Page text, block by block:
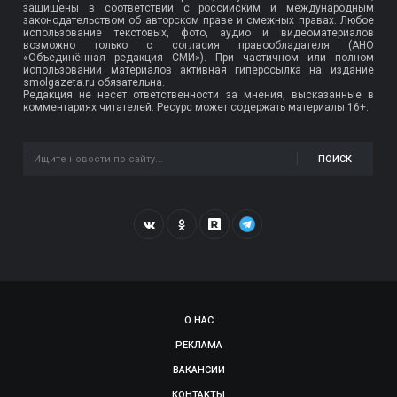
защищены в соответствии с российским и международным
законодательством об авторском праве и смежных правах. Любое
использование текстовых, фото, аудио и видеоматериалов
возможно только с согласия правообладателя (АНО
«Объединённая редакция СМИ»). При частичном или полном
использовании материалов активная гиперссылка на издание
smolgazeta.ru обязательна.
Редакция не несет ответственности за мнения, высказанные в
комментариях читателей. Ресурс может содержать материалы 16+.
ПОИСК
О НАС
РЕКЛАМА
ВАКАНСИИ
КОНТАКТЫ